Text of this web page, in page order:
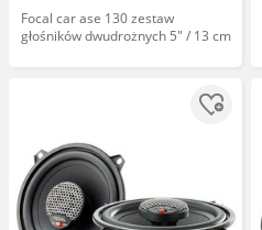
Focal car ase 130 zestaw
głośników dwudrożnych 5" / 13 cm